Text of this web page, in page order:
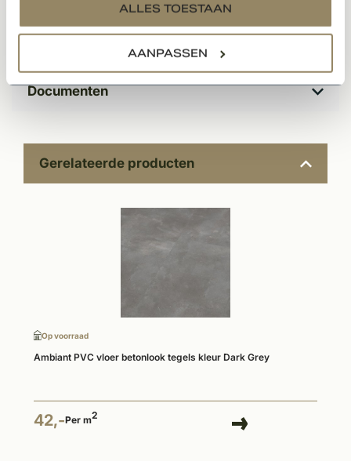
ALLES TOESTAAN
AANPASSEN
Op de laatste afbeelding kunt u de kleuropties bekijken.
Documenten
Gerelateerde producten
Op voorraad
Ambiant PVC vloer betonlook tegels kleur Dark Grey
42,-Per m2